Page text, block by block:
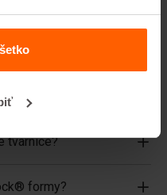
tvárnice?
formy?